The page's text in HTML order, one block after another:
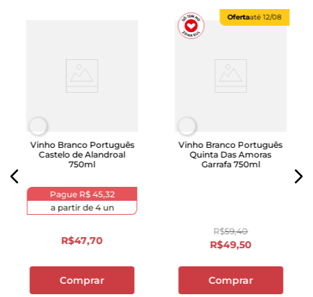
Vinho Branco Português
Castelo de Alandroal
750ml
Pague R$ 45,32
a partir de4un
R$47,70
Comprar
Ofertaaté12/08
Vinho Branco Português
Quinta Das Amoras
Garrafa 750ml
R$59,40
R$49,50
Comprar